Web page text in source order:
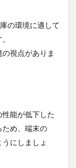
の環境に適して
視点がありま
能が低下した
ため、端末の
にしましょ